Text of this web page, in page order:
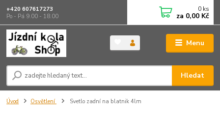
Menu
Hledat
+420 607617273
Po - Pá 9.00 - 18.00
0 ks
za 0,00 Kč
Úvod Osvětlení Svetlo zadní na blatnik 4lm